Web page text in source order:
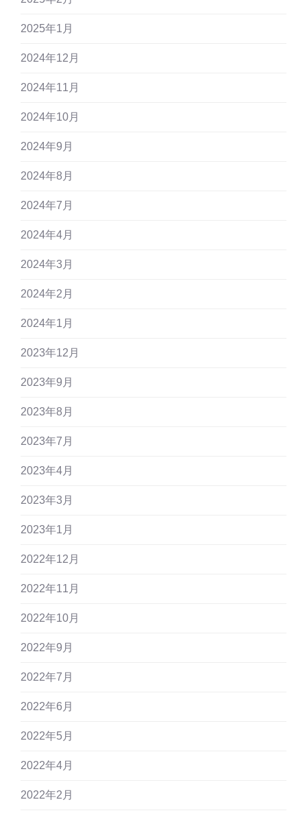
2025年1月
2024年12月
2024年11月
2024年10月
2024年9月
2024年8月
2024年7月
2024年4月
2024年3月
2024年2月
2024年1月
2023年12月
2023年9月
2023年8月
2023年7月
2023年4月
2023年3月
2023年1月
2022年12月
2022年11月
2022年10月
2022年9月
2022年7月
2022年6月
2022年5月
2022年4月
2022年2月